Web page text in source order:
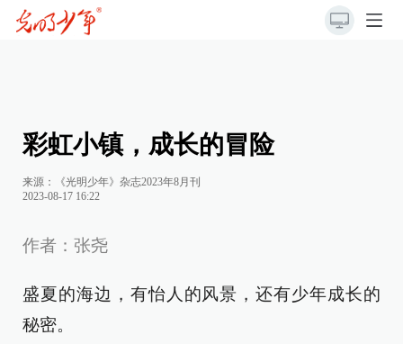
彩虹小镇，成长的冒险
来源：《光明少年》杂志2023年8月刊
2023-08-17 16:22
作者：张尧
盛夏的海边，有怡人的风景，还有少年成长的
秘密。